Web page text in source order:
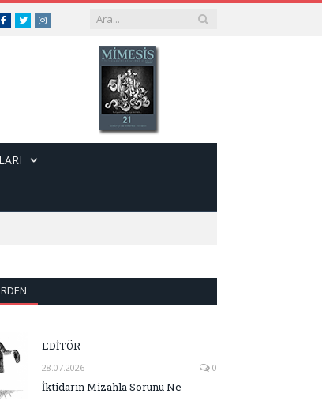
Facebook
TwitterInstagram
EDİTÖR
28.07.2026 0
İktidarın Mizahla Sorunu Ne